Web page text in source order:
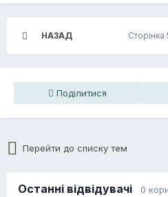
НАЗАД Сторінка
Поділитися
Перейти до списку тем
Останні відвідувачі 0